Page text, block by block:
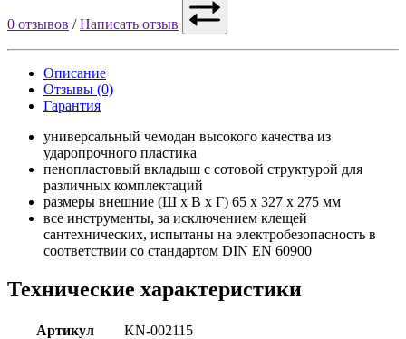
0 отзывов /Написать отзыв
Описание
Отзывы (0)
Гарантия
универсальный чемодан высокого качества из
ударопрочного пластика
пенопластовый вкладыш с сотовой структурой для
различных комплектаций
размеры внешние (Ш х В х Г) 65 x 327 x 275 мм
все инструменты, за исключением клещей
сантехнических, испытаны на электробезопасность в
соответствии со стандартом DIN EN 60900
Технические характеристики
Артикул
KN-002115